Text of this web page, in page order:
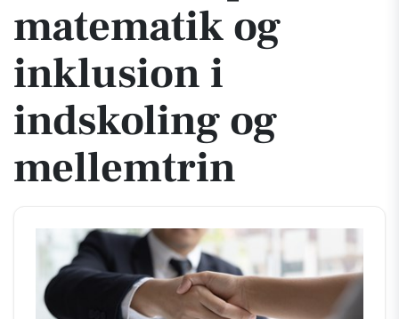
matematik og
inklusion i
indskoling og
mellemtrin